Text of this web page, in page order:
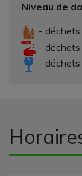
Niveau de
- déchets
- déchets
-